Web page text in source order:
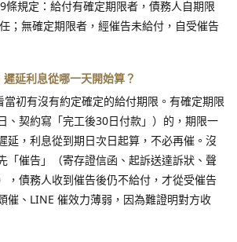
條規定：給付有確定期限者，債務人自期限
；無確定期限者，經催告未給付，自受催告
延利息從哪一天開始算？
初有沒有約定確定的給付期限。有確定期限
、契約寫「完工後30日付款」）的，期限一
延，利息從到期日次日起算，不必再催。沒
「催告」（寄存證信函、起訴送達訴狀、聲
，債務人收到催告後仍不給付，才從受催告
催、LINE 催效力薄弱，因為難證明對方收